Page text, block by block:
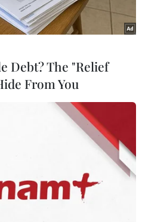
rút khỏi cuộc đua
Debt? The "Relief
From You